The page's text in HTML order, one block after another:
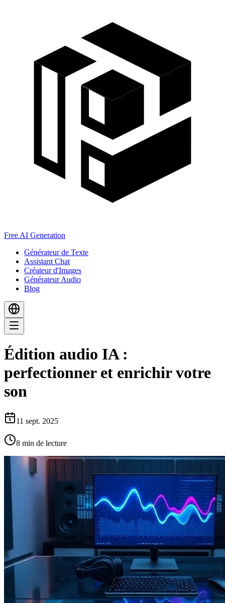
Free AI Generation
Générateur de Texte
Assistant Chat
Créateur d'Images
Générateur Audio
Blog
Édition audio IA :
perfectionner et enrichir votre
son
11 sept. 2025
8 min de lecture